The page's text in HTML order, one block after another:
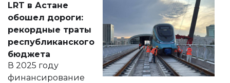
документ
появился в базе
нормативных
правовых актов и
на сайте маслихат
города.
LRT в Астане
обошел дороги:
рекордные траты
республиканского
бюджета
В 2025 году
финансирование